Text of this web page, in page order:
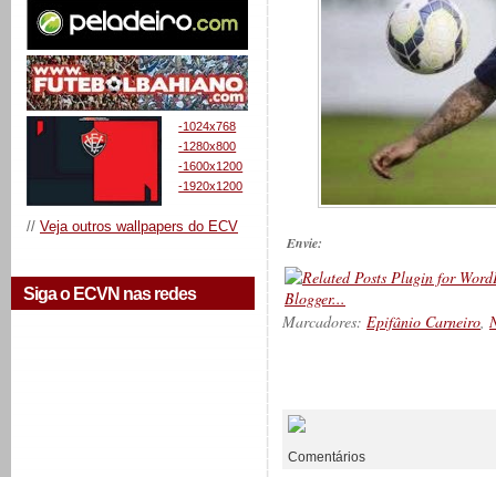
-1024x768
-1280x800
-1600x1200
-1920x1200
// Veja outros wallpapers do ECV
Siga o ECVN nas redes
Envie:
Marcadores: Epifânio Carneiro,
Comentários